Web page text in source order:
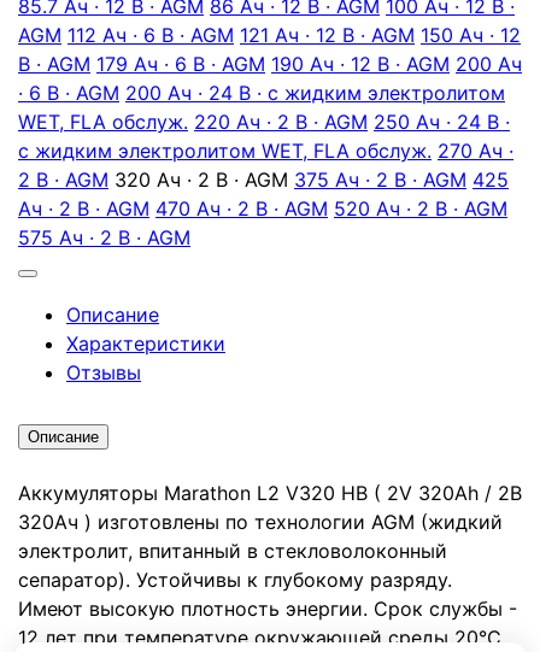
85.7 Ач · 12 В · AGM 86 Ач · 12 В · AGM 100 Ач · 12 В ·
AGM 112 Ач · 6 В · AGM 121 Ач · 12 В · AGM 150 Ач · 12
В · AGM 179 Ач · 6 В · AGM 190 Ач · 12 В · AGM 200 Ач
· 6 В · AGM 200 Ач · 24 В · с жидким электролитом
WET, FLA обслуж. 220 Ач · 2 В · AGM 250 Ач · 24 В ·
с жидким электролитом WET, FLA обслуж. 270 Ач ·
2 В · AGM 320 Ач · 2 В · AGM 375 Ач · 2 В · AGM 425
Ач · 2 В · AGM 470 Ач · 2 В · AGM 520 Ач · 2 В · AGM
575 Ач · 2 В · AGM
Описание
Характеристики
Отзывы
Описание
Аккумуляторы Marathon L2 V320 HB ( 2V 320Ah / 2В
320Ач ) изготовлены по технологии AGM (жидкий
электролит, впитанный в стекловолоконный
сепаратор). Устойчивы к глубокому разряду.
Имеют высокую плотность энергии. Срок службы -
12 лет при температуре окружающей среды 20°C